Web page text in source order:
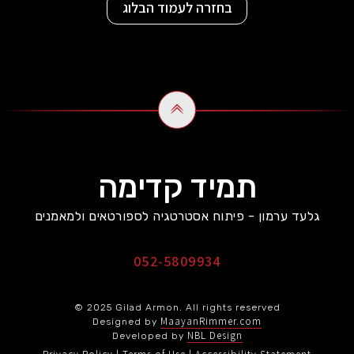
בחזרה לעמוד הבלוג
תמיד קדימה
גלעד ערמון - פיתוח אסטרטגיה לספורטאים ולמאמנים
052-5809934
© 2025 Gilad Armon. All rights reserved
Designed by MaayanRimmer.com
Developed by NBL Design